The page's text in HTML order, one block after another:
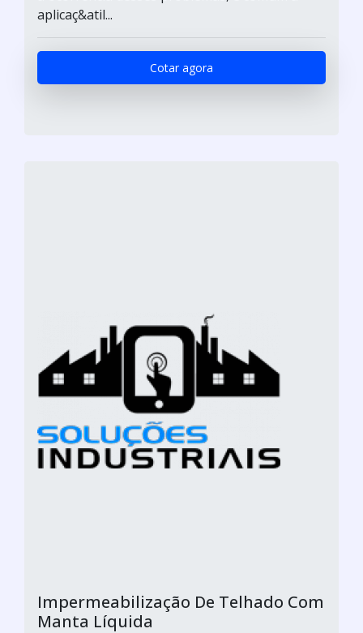
aplicaç&atil...
Cotar agora
Impermeabilização De Telhado Com
Manta Líquida